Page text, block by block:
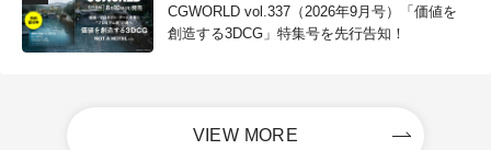
CGWORLD vol.337（2026年9月号）「価値を
創造する3DCG」特集号を先行告知！
VIEW MORE